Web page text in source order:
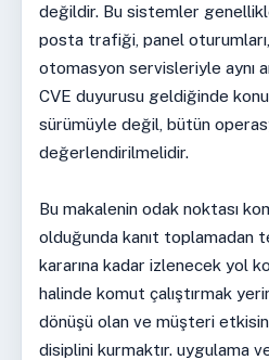
değildir. Bu sistemler
posta trafiği, panel
otomasyon servisleriyle aynı
CVE duyurusu geldiğinde
sürümüyle değil, bütün
değerlendirilmelidir.
Bu makalenin odak noktası
olduğunda kanıt toplamadan
kararına kadar izlenecek yol
halinde komut çalıştırmak
dönüşü olan ve müşteri
disiplini kurmaktır. uygulama